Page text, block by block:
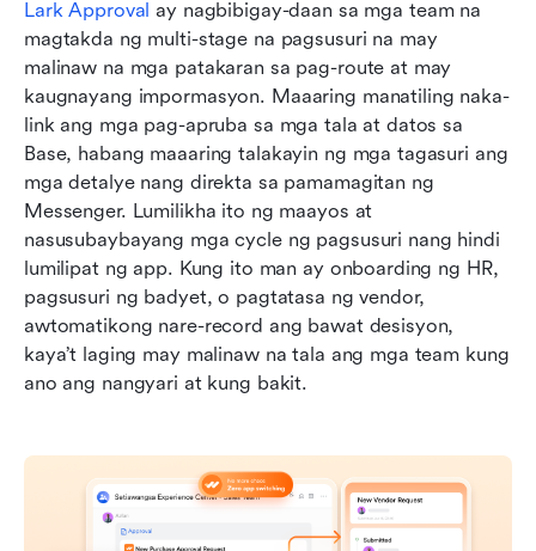
Lark Approval ay nagbibigay-daan sa mga team na
magtakda ng multi-stage na pagsusuri na may
malinaw na mga patakaran sa pag-route at may
kaugnayang impormasyon. Maaaring manatiling naka-
link ang mga pag-apruba sa mga tala at datos sa
Base, habang maaaring talakayin ng mga tagasuri ang
mga detalye nang direkta sa pamamagitan ng
Messenger. Lumilikha ito ng maayos at
nasusubaybayang mga cycle ng pagsusuri nang hindi
lumilipat ng app. Kung ito man ay onboarding ng HR,
pagsusuri ng badyet, o pagtatasa ng vendor,
awtomatikong nare-record ang bawat desisyon,
kaya’t laging may malinaw na tala ang mga team kung
ano ang nangyari at kung bakit.